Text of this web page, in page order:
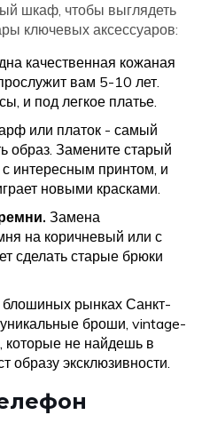
шкаф, чтобы выглядеть
ключевых аксессуаров:
качественная кожаная
вам 5-10 лет.
и под легкое платье.
или платок - самый
образ. Замените старый
интересным принтом, и
новыми красками.
Замена
на коричневый или с
сделать старые брюки
рынках Санкт-
броши, vintage-
которые не найдешь в
образу эксклюзивности.